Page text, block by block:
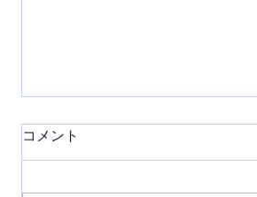
相模原のゲストハウス
コメント